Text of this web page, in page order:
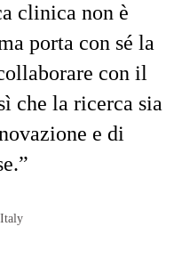
clinica non è
porta con sé la
con il
che la ricerca sia
e di